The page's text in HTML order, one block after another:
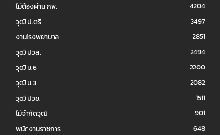
ไม่ต้องผ่าน กพ.
4204
วุฒิ ป.ตรี
3497
งานโรงพยาบาล
2851
วุฒิ ปวส.
2494
วุฒิ ม.6
2200
วุฒิ ม.3
2082
วุฒิ ปวช.
1511
ไม่จำกัดวุฒิ
901
พนักงานราชการ
648